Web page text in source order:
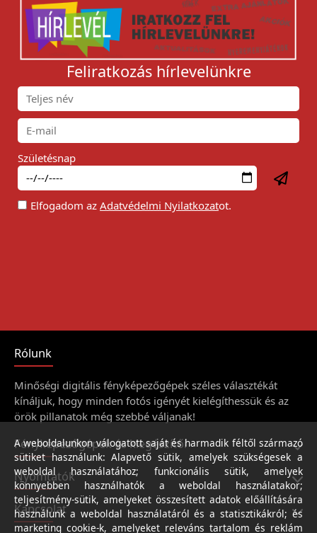
Feliratkozás hírlevelünkre
Születésnap
Elfogadom az Adatvédelmi Nyilatkozatot.
Rólunk
Minőségi digitális fényképezőgépek széles választékát
kínáljuk, hogy minden fotós igényét kielégíthessük és az
örök pillanatok még szebbé váljanak!
Fényképezőgépek és kiegészítői
Nyomtatók
Kapcsolat
A weboldalunkon válogatott saját és harmadik féltől származó
sütiket használunk: Alapvető sütik, amelyek szükségesek a
weboldal használatához; funkcionális sütik, amelyek
könnyebben használhatók a weboldal használatakor;
teljesítmény-sütik, amelyeket összesített adatok előállítására
használunk a weboldal használatáról és a statisztikákról; és
marketing cookie-k, amelyeket releváns tartalom és reklám